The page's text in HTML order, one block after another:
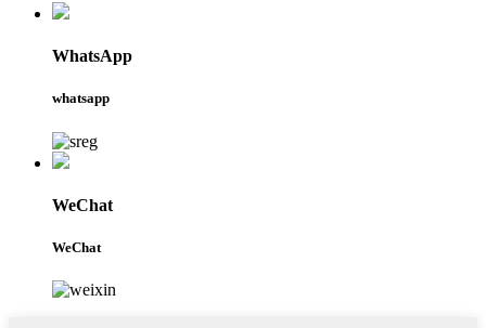
WhatsApp
whatsapp
WeChat
WeChat